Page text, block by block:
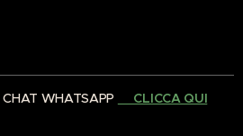
CHAT WHATSAPP 👉🏻CLICCA QUI